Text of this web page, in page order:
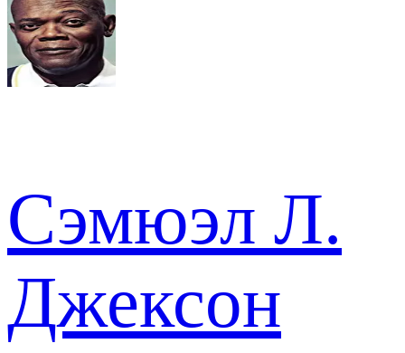
Сэмюэл Л.
Джексон